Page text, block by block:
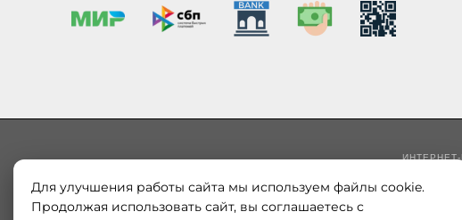
Наш магазин «ЕВРОПА СВЕТ» поставляет и продает в России
Европы и России. Только оригинальная продукция.
Для улучшения работы сайта мы используем файлы cookie.
Продолжая использовать сайт, вы соглашаетесь с